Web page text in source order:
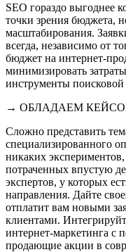
SEO гораздо выгоднее
точки зрения бюджета,
масштабирования.
всегда, независимо от
бюджет на интернет-
минимизировать
инструменты
→ ОБЛАДАЕМ
Сложно представить
специализированного
никаких
потраченных впустую
экспертов, у которых
направления. Дайте
отплатит вам новыми
клиентами.
интернет-маркетинга с
продающие акции в